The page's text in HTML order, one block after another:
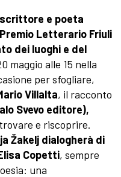
e poeta
Letterario Friuli
dei luoghi e del
maggio alle 15 nella
per sfogliare,
Villalta, il racconto
Svevo editore),
e riscoprire.
Žakelj dialogherà di
Copetti, sempre
una